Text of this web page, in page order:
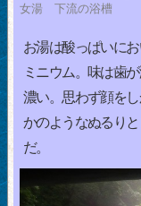
女湯 下流の浴槽
お湯は酸っぱいに
ミニウム。味は歯
濃い。思わず顔を
かのようなぬるり
だ。